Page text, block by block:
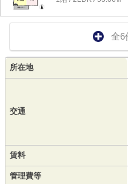
全6
所在地
交通
賃料
管理費等